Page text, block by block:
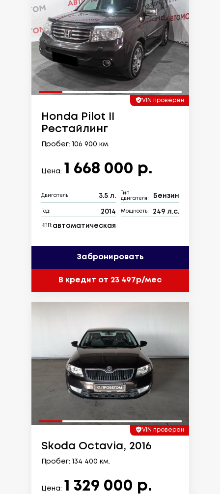
VIN проверен
Honda Pilot II
Рестайлинг
Пробег: 106 900 км.
Цена: 1 668 000 р.
Двигатель: 3.5 л.
Тип
двигателя:
Бензин
Год: 2014 Мощность: 249 л.с.
КПП: автоматическая
Забронировать
В кредит от 23 497р/мес
VIN проверен
Skoda Octavia, 2016
Пробег: 134 400 км.
Цена: 1 329 000 р.